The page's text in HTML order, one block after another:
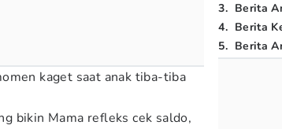
kaget saat anak tiba-tiba
bikin Mama refleks cek saldo,
3. Berita
4. Berita
5. Berita